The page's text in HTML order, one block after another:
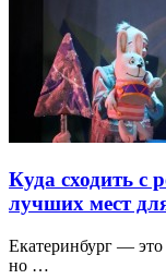
Куда сходить с
лучших мест
Екатеринбург —
но …